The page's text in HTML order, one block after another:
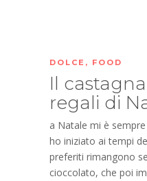
DOLCE , FOOD
Il
regali di
a Natale mi è
ho iniziato ai tempi
preferiti rimangono
cioccolato, che poi